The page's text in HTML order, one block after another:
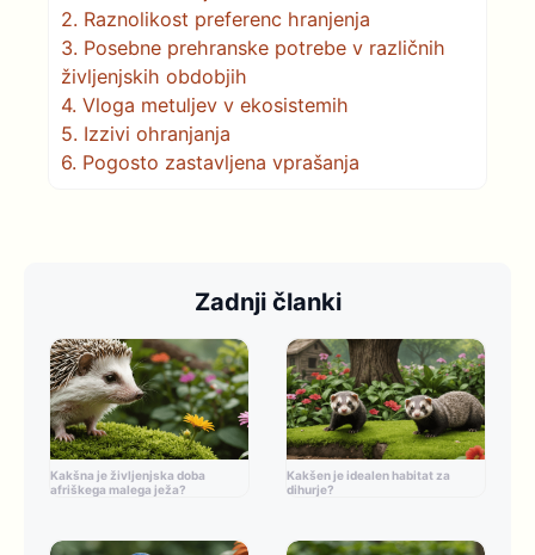
2. Raznolikost preferenc hranjenja
3. Posebne prehranske potrebe v različnih
življenjskih obdobjih
4. Vloga metuljev v ekosistemih
5. Izzivi ohranjanja
6. Pogosto zastavljena vprašanja
Zadnji članki
Kakšna je življenjska doba
afriškega malega ježa?
Kakšen je idealen habitat za
dihurje?